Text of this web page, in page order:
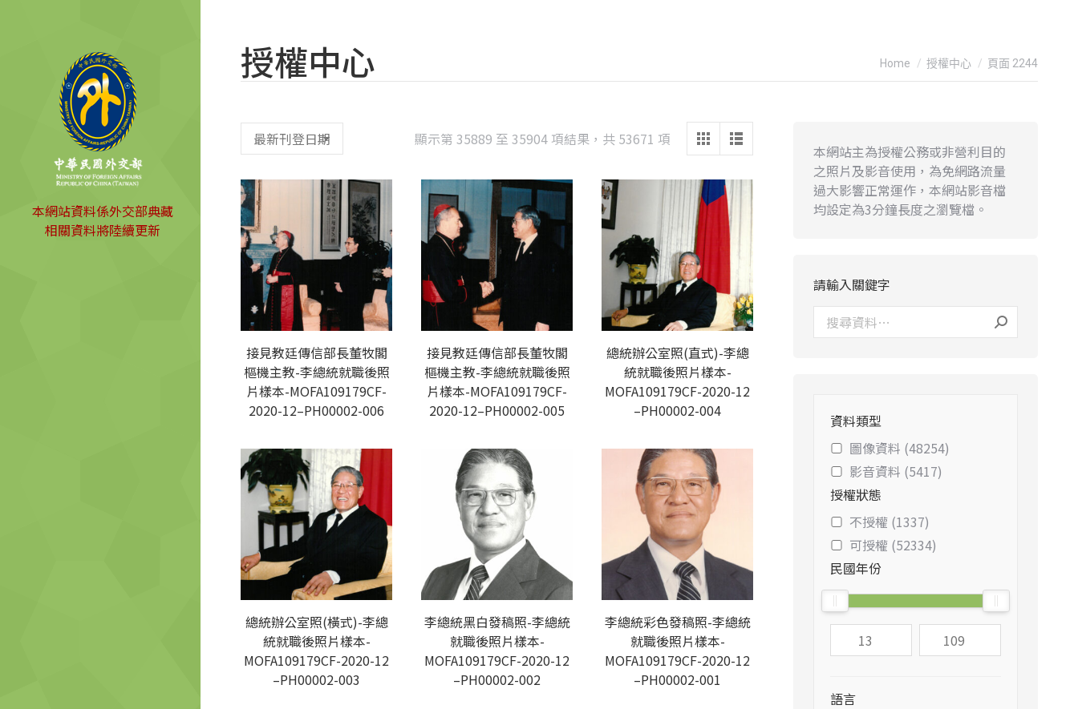
本網站資料係外交部典藏
相關資料將陸續更新
授權中心 You are here:
Home 授權中心 頁面 2244
顯示第 35889 至 35904 項結果，共 53671 項 Sorted
latest
接見教廷傳信部長董牧閣
樞機主教-李總統就職後照
片樣本-MOFA109179CF-
2020-12–PH00002-006
接見教廷傳信部長董牧閣
樞機主教-李總統就職後照
片樣本-MOFA109179CF-
2020-12–PH00002-005
總統辦公室照(直式)-李總
統就職後照片樣本-
MOFA109179CF-2020-12
–PH00002-004
總統辦公室照(橫式)-李總
統就職後照片樣本-
MOFA109179CF-2020-12
–PH00002-003
李總統黑白發稿照-李總統
就職後照片樣本-
MOFA109179CF-2020-12
–PH00002-002
李總統彩色發稿照-李總統
就職後照片樣本-
MOFA109179CF-2020-12
–PH00002-001
本網站主為授權公務或非營利目的
之照片及影音使用，為免網路流量
過大影響正常運作，本網站影音檔
均設定為3分鐘長度之瀏覽檔。
請輸入關鍵字
資料類型
圖像資料 (48254)
影音資料 (5417)
授權狀態
不授權 (1337)
可授權 (52334)
民國年份
語言